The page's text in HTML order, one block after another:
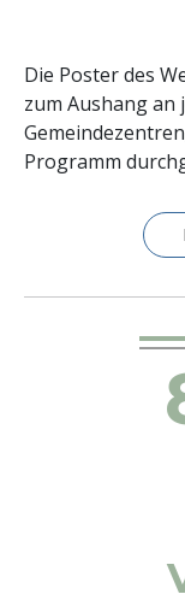
Die Poster des
zum Aushang an
Programm